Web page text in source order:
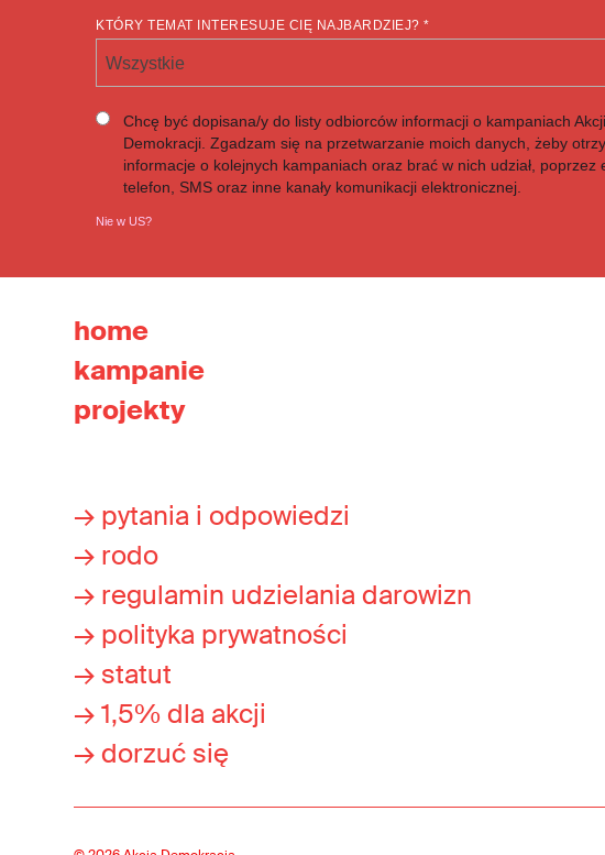
KTÓRY TEMAT INTERESUJE CIĘ NAJBARDZIEJ? *
Wszystkie
Chcę być dopisana/y do listy odbiorców informacji o kampaniach Akcji
Demokracji. Zgadzam się na przetwarzanie moich danych, żeby
informacje o kolejnych kampaniach oraz brać w nich udział, poprzez
telefon, SMS oraz inne kanały komunikacji elektronicznej.
Nie wUS?
home
kampanie
projekty
→ pytania i odpowiedzi
→ rodo
→ regulamin udzielania darowizn
→ polityka prywatności
→ statut
→ 1,5% dla akcji
→ dorzuć się